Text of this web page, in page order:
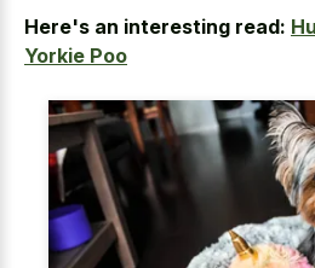
Here's an interesting read:
Yorkie Poo